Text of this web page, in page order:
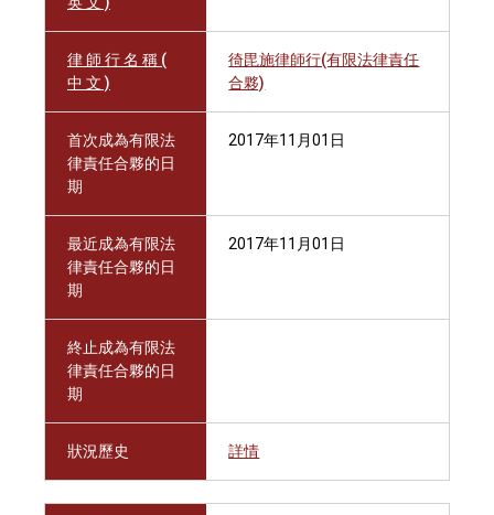
律 師 行 名 稱 (
中 文 )
徛毘施律師行(有限法律責任
合夥)
首次成為有限法
律責任合夥的日
期
2017年11月01日
最近成為有限法
律責任合夥的日
期
2017年11月01日
終止成為有限法
律責任合夥的日
期
狀況歷史 詳情